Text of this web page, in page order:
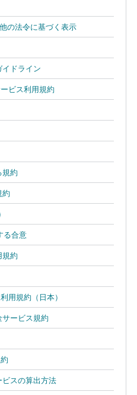
の法令に基づく表示
ドライン
ビス利用規約
規約
約
る合意
規約
用規約（日本）
ービス規約
ビスの算出方法